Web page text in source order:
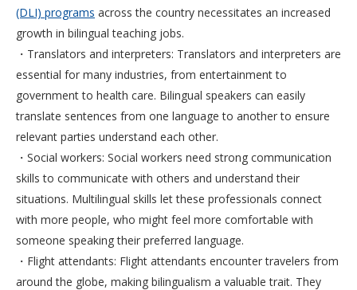
(DLI) programs across the country necessitates an increased
growth in bilingual teaching jobs.
・Translators and interpreters: Translators and interpreters are
essential for many industries, from entertainment to
government to health care. Bilingual speakers can easily
translate sentences from one language to another to ensure
relevant parties understand each other.
・Social workers: Social workers need strong communication
skills to communicate with others and understand their
situations. Multilingual skills let these professionals connect
with more people, who might feel more comfortable with
someone speaking their preferred language.
・Flight attendants: Flight attendants encounter travelers from
around the globe, making bilingualism a valuable trait. They